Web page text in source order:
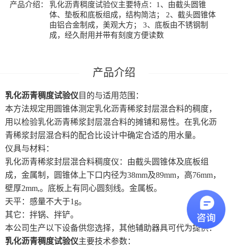
产品介绍：
乳化沥青稠度试验仪主要特点：1、由截头圆锥
体、垫板和底板组成，结构简洁； 2、截头圆锥体
由铝合金制成，美观大方； 3、底板由不锈钢制
成，经久耐用并带有刻度方便读数
乳化沥青稠度试验仪 目的与适用范围：
本方法规定用圆锥体测定乳化沥青稀浆封层混合料的稠度，
用以检验乳化沥青稀浆封层混合料的摊铺和易性。在乳化沥
青稀浆封层混合料的配合比设计中确定合适的用水量。
仪具与材料：
乳化沥青稀浆封层混合料稠度仪：由截头圆锥体及底板组
成，金属制，圆锥体上下口内径为38mm及89mm，高76mm，
壁厚2mm,。底板上有同心圆刻线。金属板。
天平：感量不大于1g。
其它：拌锅、拌铲。
本公司生产以下设备供您选择，其他辅助器具可代为提供：
乳化沥青稠度试验仪主要技术参数：